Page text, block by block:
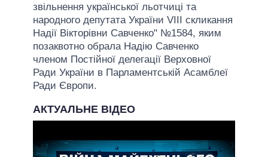
звільнення української льотчиці та
народного депутата України VIII скликання
Надії Вікторівни Савченко" №1584, яким
позаквотно обрала Надію Савченко
членом Постійної делегації Верховної
Ради України в Парламентській Асамблеї
Ради Європи.
АКТУАЛЬНЕ ВІДЕО